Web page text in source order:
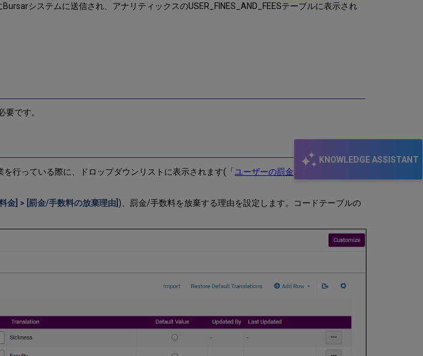
KNOWLEDGE ASSISTANT
システムに送信され、アナリティックスのUSER_FINES_AND_FEESテーブルに表示され
です。
行っている際に、ドロップダウンリストに表示されます(「 ユーザーの罰金および手数料の管
金] > [罰金/手数料の放棄理由] )、罰金/手数料を放棄する理由を設定します。コードテーブルの